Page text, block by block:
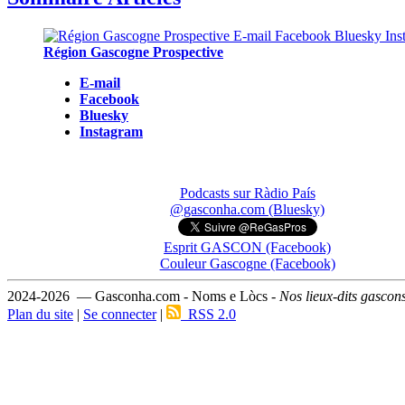
Région Gascogne Prospective
E-mail
Facebook
Bluesky
Instagram
Podcasts sur Ràdio País
@gasconha.com (Bluesky)
Esprit GASCON (Facebook)
Couleur Gascogne (Facebook)
2024-2026 — Gasconha.com - Noms e Lòcs - Nos lieux-dits
Plan du site | Se connecter| RSS 2.0